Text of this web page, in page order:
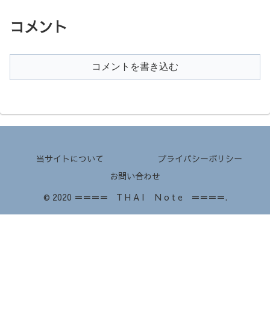
コメント
コメントを書き込む
当サイトについて
プライバシーポリシー
お問い合わせ
© 2020 ＝＝＝＝ T H A I N o t e ＝＝＝＝.